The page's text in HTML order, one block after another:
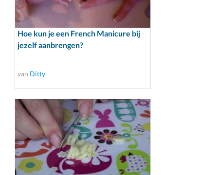
Hoe kun je een French Manicure bij
jezelf aanbrengen?
van Ditty